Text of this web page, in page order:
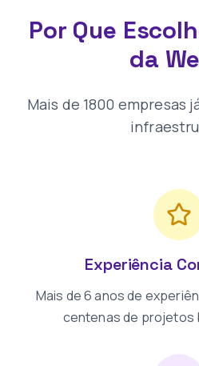
Por Que
da
Mais de 1800 empresas
Experiência
Mais de 6 anos de
centenas de projetos